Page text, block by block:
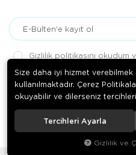
Gizlilik politikasını okudum
© 2020Medizin
Size daha iyi hizmet
kullanılmaktadır. Çerez
okuyabilir ve dilerseniz
Tercihleri Ayarla
Gizlilik ve